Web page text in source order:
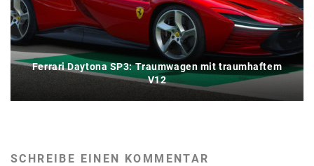
Ferrari Daytona SP3: Traumwagen mit traumhaftem
V12
SCHREIBE EINEN KOMMENTAR